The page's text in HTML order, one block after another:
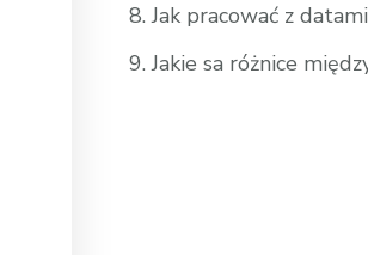
Jak pracować z
Jakie sa różnice